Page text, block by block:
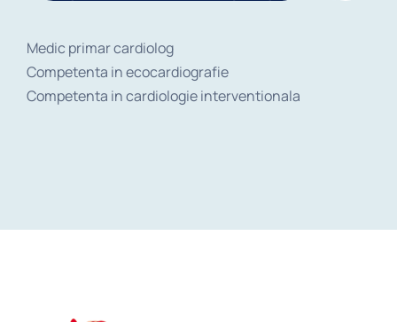
Medic primar cardiolog
Competenta in ecocardiografie
Competenta in cardiologie interventionala